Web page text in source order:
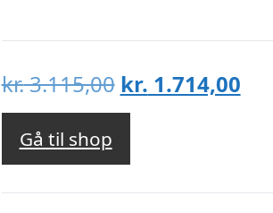
kr.3.115,00 Den
oprindelige
var:
kr. 3.115,00.
kr. 1.714,00Den
kr.
Gå til shop